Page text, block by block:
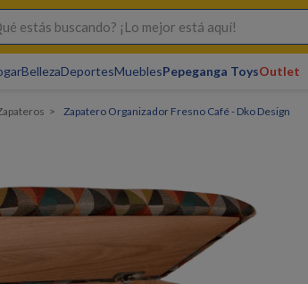
buscando? ¡Lo mejor está aquí!
BellezaDeportesMueblesPepeganga ToysOutlet
Zapatero Organizador Fresno Café - Dko Design